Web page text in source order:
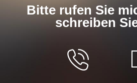
Bitte rufen Sie
schreiben